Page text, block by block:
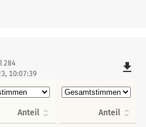
284
10:07:39
file_download
Anteil Anteil